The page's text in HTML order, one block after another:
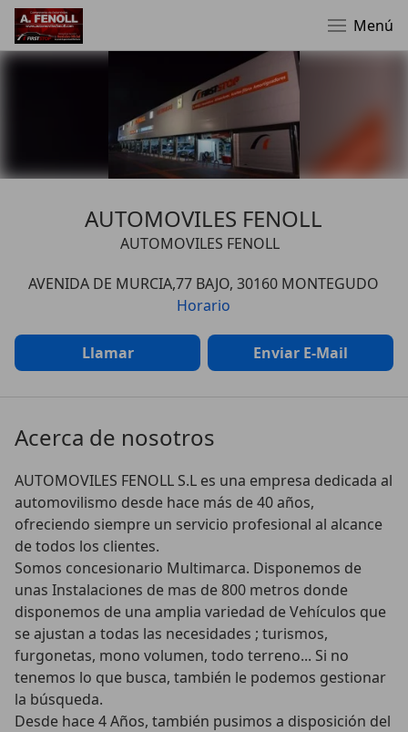
Menú
AUTOMOVILES FENOLL
AUTOMOVILES FENOLL
AVENIDA DE MURCIA,77 BAJO, 30160 MONTEGUDO
Horario
Llamar Enviar E-Mail
Acerca de nosotros
AUTOMOVILES FENOLL S.L es una empresa dedicada al
automovilismo desde hace más de 40 años,
ofreciendo siempre un servicio profesional al alcance
de todos los clientes.
Somos concesionario Multimarca. Disponemos de
unas Instalaciones de mas de 800 metros donde
disponemos de una amplia variedad de Vehículos que
se ajustan a todas las necesidades ; turismos,
furgonetas, mono volumen, todo terreno... Si no
tenemos lo que busca, también le podemos gestionar
la búsqueda.
Desde hace 4 Años, también pusimos a disposición del